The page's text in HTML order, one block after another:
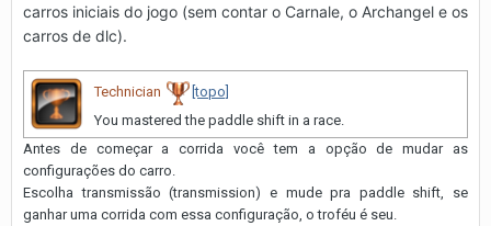
carros iniciais do jogo (sem contar o Carnale, o Archangel e os
carros de dlc).
Technician
[topo]
You mastered the paddle shift in a race.
Antes de começar a corrida você tem a opção de mudar as
configurações do carro.
Escolha transmissão (transmission) e mude pra paddle shift, se
ganhar uma corrida com essa configuração, o troféu é seu.